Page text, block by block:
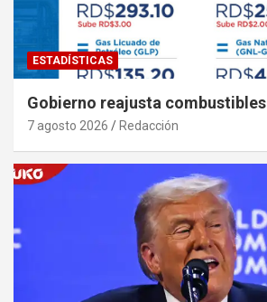
ESTADÍSTICAS
Gobierno reajusta combustibles
7 agosto 2026 Redacción